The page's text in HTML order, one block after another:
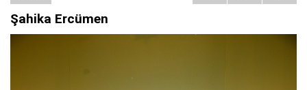
Şahika Ercümen